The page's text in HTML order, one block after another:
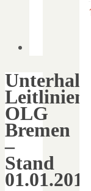
Leitlinien
OLG
Bremen
–
Stand
01.01.2018